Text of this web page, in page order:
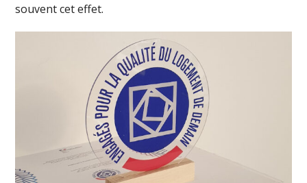
souvent cet effet.